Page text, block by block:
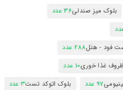
بلوک میز صندلی36 عدد
فود - هتل288 عدد
غذا خوری10 عدد
97 عدد بلوک اتوکد تست3 عدد